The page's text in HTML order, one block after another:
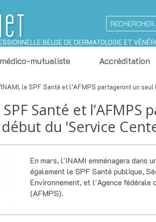
BELGE DE DERMATOLOGIE ET
mutualiste Accréditation
le SPF Santé et l’AFMPS partageront un
SPF Santé et
du 'Service
En mars, l'INAMI emménagera dans
également le SPF Santé publique,
Environnement, et l'Agence fédérale
(AFMPS).